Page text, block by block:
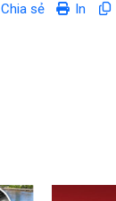
Chia sẻ In